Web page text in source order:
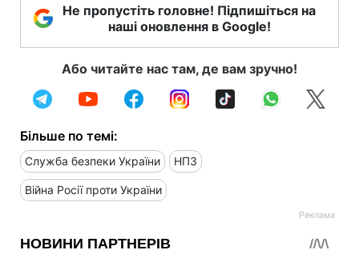
Не пропустіть головне! Підпишіться на
наші оновлення в Google!
Або читайте нас там, де вам зручно!
Більше по темі:
Служба безпеки України НПЗ
Війна Росії проти України